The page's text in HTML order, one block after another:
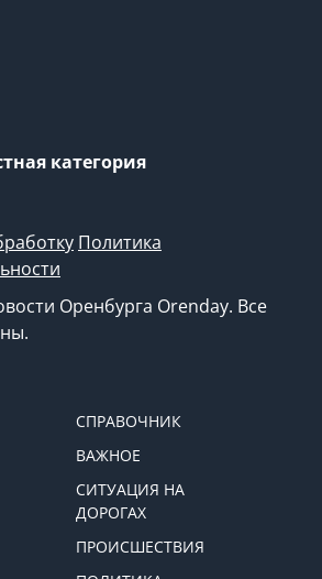
категория
Политика
Оренбурга Orenday. Все
СПРАВОЧНИК
ВАЖНОЕ
СИТУАЦИЯ НА
ДОРОГАХ
ПРОИСШЕСТВИЯ